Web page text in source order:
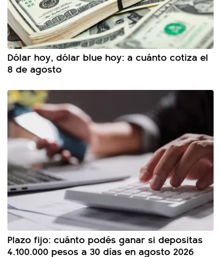
Dólar hoy, dólar blue hoy: a cuánto cotiza el
8 de agosto
Plazo fijo: cuánto podés ganar si depositas
4.100.000 pesos a 30 días en agosto 2026